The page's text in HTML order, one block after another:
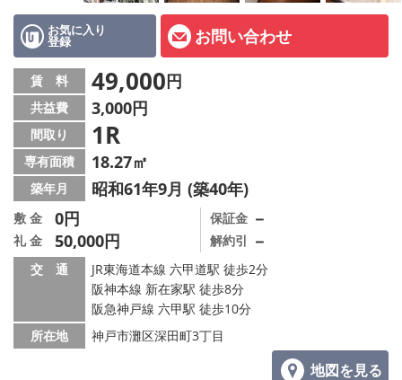
お気に入り
登録 お問い合わせ
賃 料 49,000円
共益費 3,000円
間取り 1R
専有面積 18.27㎡
築年月 昭和61年9月 (築40年)
敷 金 0円
礼 金 50,000円
保証金 －
解約引 －
交 通
JR東海道本線 六甲道駅 徒歩2分
阪神本線 新在家駅 徒歩8分
阪急神戸線 六甲駅 徒歩10分
所在地
神戸市灘区深田町3丁目
地図を見る